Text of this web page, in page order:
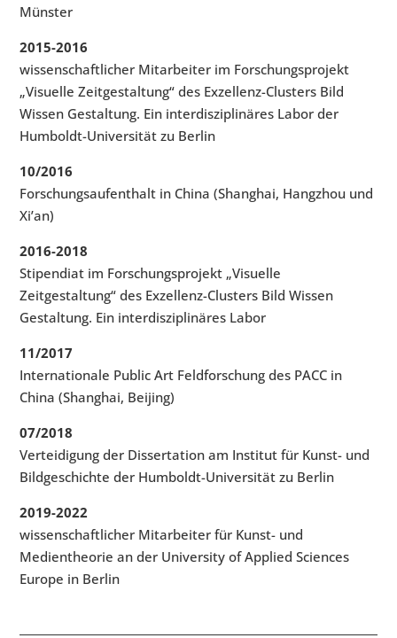
Münster
2015-2016
wissenschaftlicher Mitarbeiter im Forschungsprojekt
„Visuelle Zeitgestaltung“ des Exzellenz-Clusters Bild
Wissen Gestaltung. Ein interdisziplinäres Labor der
Humboldt-Universität zu Berlin
10/2016
Forschungsaufenthalt in China (Shanghai, Hangzhou und
Xi’an)
2016-2018
Stipendiat im Forschungsprojekt „Visuelle
Zeitgestaltung“ des Exzellenz-Clusters Bild Wissen
Gestaltung. Ein interdisziplinäres Labor
11/2017
Internationale Public Art Feldforschung des PACC in
China (Shanghai, Beijing)
07/2018
Verteidigung der Dissertation am Institut für Kunst- und
Bildgeschichte der Humboldt-Universität zu Berlin
2019-2022
wissenschaftlicher Mitarbeiter für Kunst- und
Medientheorie an der University of Applied Sciences
Europe in Berlin